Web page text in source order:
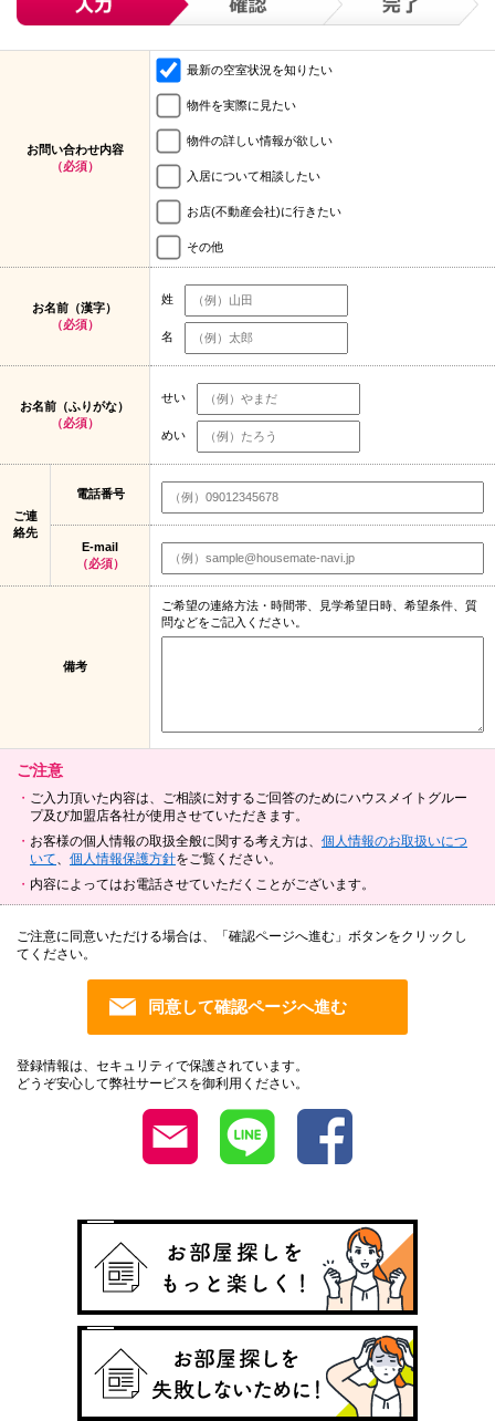
お問い合わせ内容
（必須）
最新の空室状況を知りたい
物件を実際に見たい
物件の詳しい情報が欲しい
入居について相談したい
お店(不動産会社)に行きたい
その他
お名前（漢字）
（必須）
姓
名
お名前（ふりがな）
（必須）
せい
めい
ご連
絡先
電話番号
E-mail
（必須）
備考
ご希望の連絡方法・時間帯、見学希望日時、希望条件、質
問などをご記入ください。
ご注意
ご入力頂いた内容は、ご相談に対するご回答のためにハウスメイトグルー
プ及び加盟店各社が使用させていただきます。
お客様の個人情報の取扱全般に関する考え方は、 個人情報のお取扱いにつ
いて
個人情報保護方針をご覧ください。
内容によってはお電話させていただくことがございます。
ご注意に同意いただける場合は、「確認ページへ進む」ボタンをクリックし
てください。
登録情報は、セキュリティで保護されています。
どうぞ安心して弊社サービスを御利用ください。